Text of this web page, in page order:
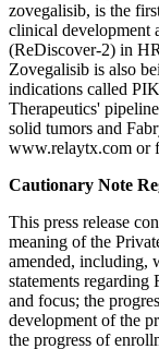
zovegalisib, is the
clinical development
(ReDiscover-2) in
Zovegalisib is also
indications called
Therapeutics'
solid tumors and
www.relaytx.com or
Cautionary Note
This press release
meaning of the
amended, including,
statements regarding
and focus; the
development of the
the progress of